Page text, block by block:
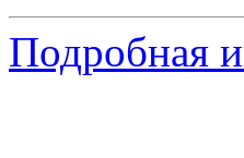
Подробная